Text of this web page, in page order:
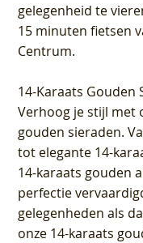
gelegenheid te
15 minuten fietsen
Centrum.
14-Karaats Gouden
Verhoog je stijl met
gouden sieraden.
tot elegante 14-
14-karaats gouden
perfectie
gelegenheden als
onze 14-karaats